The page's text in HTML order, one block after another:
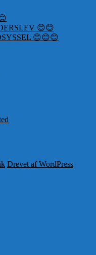
😊😊
😊😊😊
Drevet af WordPress